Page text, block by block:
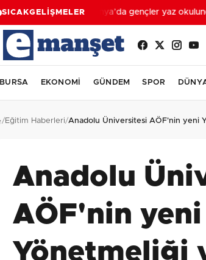
SICAKGELİŞMELERKonya’da gençler yaz
BURSA EKONOMİ GÜNDEM SPOR
/Eğitim Haberleri/Anadolu Üniversitesi AÖF'nin yeni
Anadolu
AÖF'nin
Yönetmeliği